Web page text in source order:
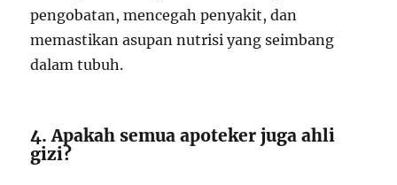
pengobatan, mencegah penyakit, dan
memastikan asupan nutrisi yang seimbang
dalam tubuh.
4. Apakah semua apoteker juga ahli
gizi?